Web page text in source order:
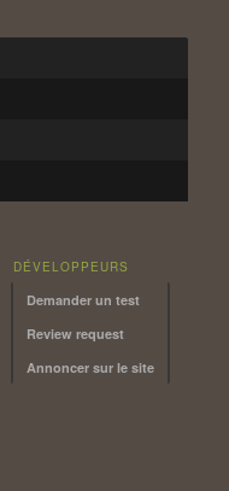
DÉVELOPPEURS
Demander un test
Review request
Annoncer sur le site